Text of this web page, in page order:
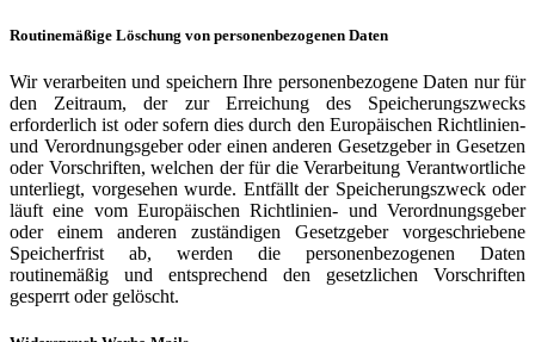
Routinemäßige Löschung von personenbezogenen Daten
Wir verarbeiten und speichern Ihre personenbezogene Daten nur für
den Zeitraum, der zur Erreichung des Speicherungszwecks
erforderlich ist oder sofern dies durch den Europäischen Richtlinien-
und Verordnungsgeber oder einen anderen Gesetzgeber in Gesetzen
oder Vorschriften, welchen der für die Verarbeitung Verantwortliche
unterliegt, vorgesehen wurde. Entfällt der Speicherungszweck oder
läuft eine vom Europäischen Richtlinien- und Verordnungsgeber
oder einem anderen zuständigen Gesetzgeber vorgeschriebene
Speicherfrist ab, werden die personenbezogenen Daten
routinemäßig und entsprechend den gesetzlichen Vorschriften
gesperrt oder gelöscht.